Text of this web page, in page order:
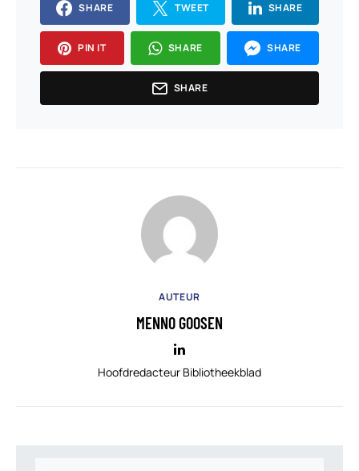
SHARE TWEET SHARE
PIN IT SHARE SHARE
SHARE
AUTEUR
MENNO GOOSEN
Hoofdredacteur Bibliotheekblad